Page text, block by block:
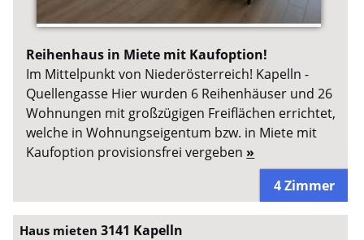
Reihenhaus in Miete mit Kaufoption!
Im Mittelpunkt von Niederösterreich! Kapelln -
Quellengasse Hier wurden 6 Reihenhäuser und 26
Wohnungen mit großzügigen Freiflächen errichtet,
welche in Wohnungseigentum bzw. in Miete mit
Kaufoption provisionsfrei vergeben »
4 Zimmer
Haus mieten3141 Kapelln